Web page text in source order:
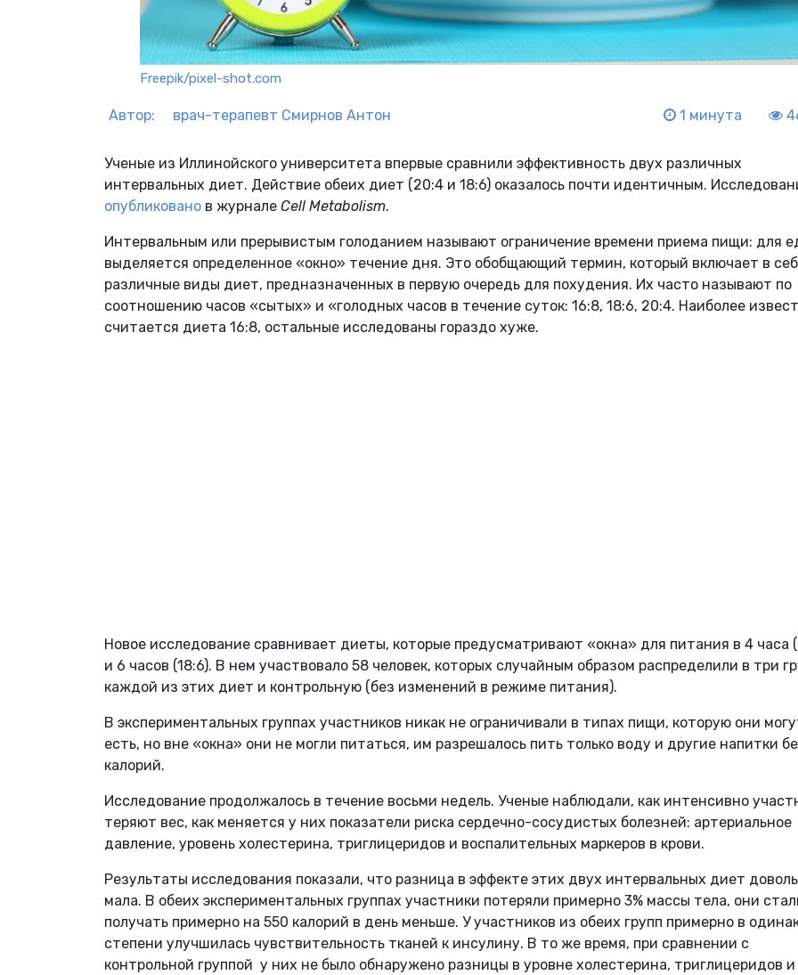
Freepik/pixel-shot.com
Автор: врач-терапевт Смирнов Антон 1 минута
Ученые из Иллинойского университета впервые сравнили эффективность двух различных
интервальных диет. Действие обеих диет (20:4 и 18:6) оказалось почти идентичным.
опубликовано в журнале Cell Metabolism.
Интервальным или прерывистым голоданием называют ограничение времени приема пищи: для
выделяется определенное «окно» течение дня. Это обобщающий термин, который включает в
различные виды диет, предназначенных в первую очередь для похудения. Их часто называют по
соотношению часов «сытых» и «голодных часов в течение суток: 16:8, 18:6, 20:4. Наиболее
считается диета 16:8, остальные исследованы гораздо хуже.
Новое исследование сравнивает диеты, которые предусматривают «окна» для питания в 4 часа
и 6 часов (18:6). В нем участвовало 58 человек, которых случайным образом распределили в три
каждой из этих диет и контрольную (без изменений в режиме питания).
В экспериментальных группах участников никак не ограничивали в типах пищи, которую они
есть, но вне «окна» они не могли питаться, им разрешалось пить только воду и другие напитки
калорий.
Исследование продолжалось в течение восьми недель. Ученые наблюдали, как интенсивно
теряют вес, как меняется у них показатели риска сердечно-сосудистых болезней: артериальное
давление, уровень холестерина, триглицеридов и воспалительных маркеров в крови.
Результаты исследования показали, что разница в эффекте этих двух интервальных диет
мала. В обеих экспериментальных группах участники потеряли примерно 3% массы тела, они
получать примерно на 550 калорий в день меньше. У участников из обеих групп примерно в
степени улучшилась чувствительность тканей к инсулину. В то же время, при сравнении с
контрольной группой у них не было обнаружено разницы в уровне холестерина, триглицеридов и